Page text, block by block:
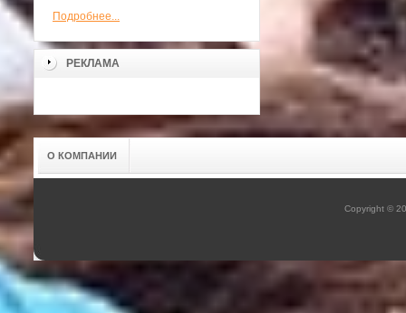
Подробнее...
РЕКЛАМА
О КОМПАНИИ
Copyright ©